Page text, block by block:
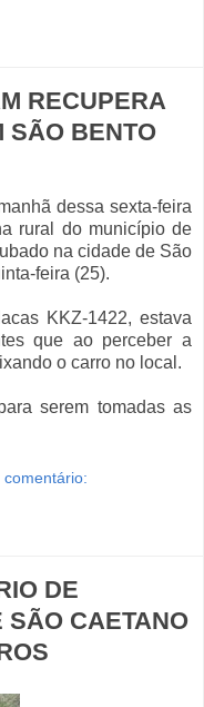
RECUPERA
SÃO BENTO
dessa sexta-feira
rural do município de
na cidade de São
feira (25).
KKZ-1422, estava
que ao perceber a
o carro no local.
serem tomadas as
comentário:
DE
SÃO CAETANO